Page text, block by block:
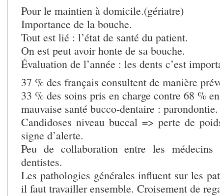
Pour le maintien à domicile.(gériatre)
Importance de la bouche.
Tout est lié : l’état de santé du patient.
On est peut avoir honte de sa bouche.
Évaluation de l’année : les dents c’est
37 % des français consultent de manière
33 % des soins pris en charge contre 68 %
mauvaise santé bucco-dentaire :
Candidoses niveau buccal => perte de
signe d’alerte.
Peu de collaboration entre les
dentistes.
Les pathologies générales influent sur les
il faut travailler ensemble. Croisement de